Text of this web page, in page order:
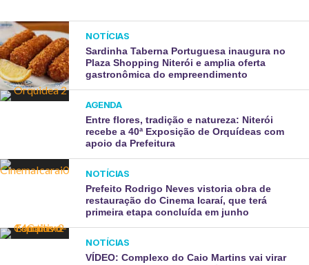
NOTÍCIAS
Sardinha Taberna Portuguesa inaugura no
Plaza Shopping Niterói e amplia oferta
gastronômica do empreendimento
AGENDA
Entre flores, tradição e natureza: Niterói
recebe a 40ª Exposição de Orquídeas com
apoio da Prefeitura
NOTÍCIAS
Prefeito Rodrigo Neves vistoria obra de
restauração do Cinema Icaraí, que terá
primeira etapa concluída em junho
NOTÍCIAS
VÍDEO: Complexo do Caio Martins vai virar